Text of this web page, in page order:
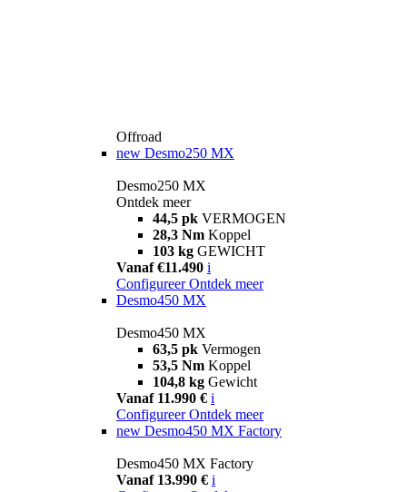
Offroad
new Desmo250 MX
Desmo250 MX
Ontdek meer
44,5 pk VERMOGEN
28,3 Nm Koppel
103 kg GEWICHT
Vanaf €11.490 i
Configureer Ontdek meer
Desmo450 MX
Desmo450 MX
63,5 pk Vermogen
53,5 Nm Koppel
104,8 kg Gewicht
Vanaf 11.990 € i
Configureer Ontdek meer
new Desmo450 MX Factory
Desmo450 MX Factory
Vanaf 13.990 € i